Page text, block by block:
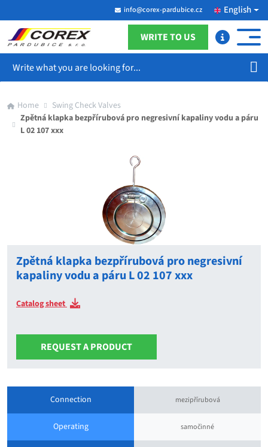
info@corex-pardubice.cz English
WRITE TO US
Home
Swing Check Valves
Zpětná klapka bezpřírubová pro negresivní kapaliny vodu a páru
L 02 107 xxx
Zpětná klapka bezpřírubová pro negresivní
kapaliny vodu a páru L 02 107 xxx
Catalog sheet
REQUEST A PRODUCT
Connection mezipřírubová
Operating samočinné